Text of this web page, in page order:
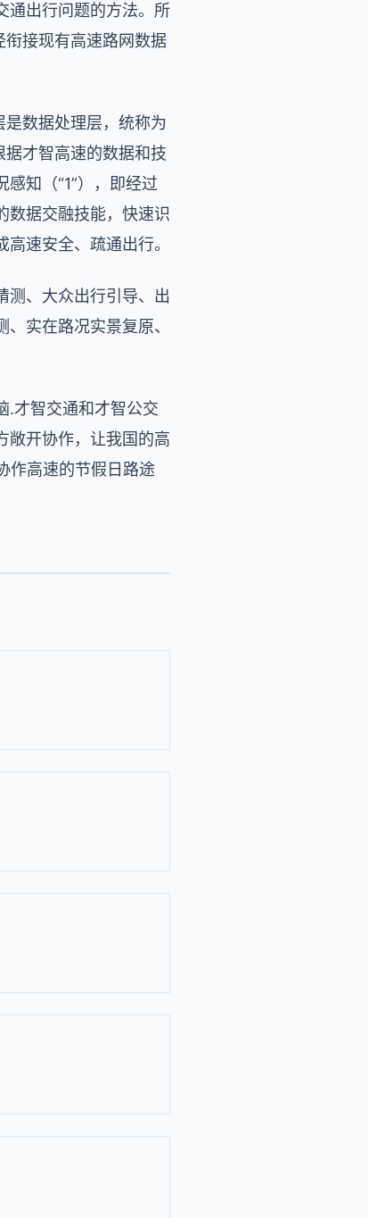
通出行问题的方法。所
衔接现有高速路网数据
数据处理层，统称为
据才智高速的数据和技
知（“1”），即经过
数据交融技能，快速识
速安全、疏通出行。
测、大众出行引导、出
实在路况实景复原、
.才智交通和才智公交
敞开协作，让我国的高
作高速的节假日路途